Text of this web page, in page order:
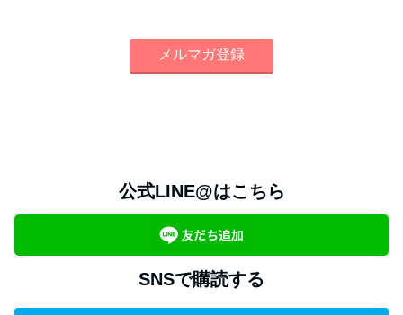
公式LINE@はこちら
SNSで購読する